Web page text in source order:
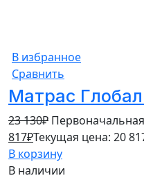
В избранное
Сравнить
Матрас
23 130₽
817₽Текущая цена: 20
В корзину
В наличии